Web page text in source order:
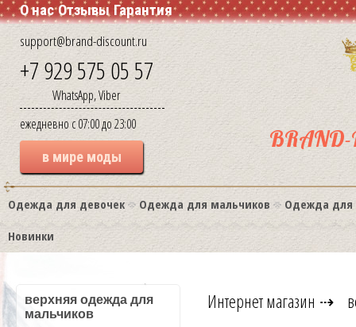
О нас Отзывы Гарантия
support@brand-discount.ru
+7 929 575 05 57
WhatsApp, Viber
ежедневно с 07:00 до 23:00
в мире моды
Одежда для девочек Одежда для мальчиков
Одежда для
Новинки
верхняя одежда для
мальчиков
Интернет магазин ⇢